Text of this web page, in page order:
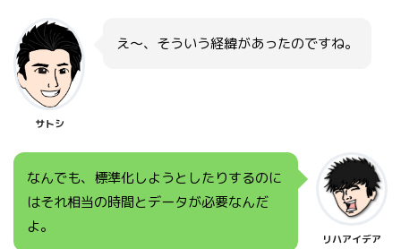
サトシ
え～、そういう経緯があったのですね。
なんでも、標準化しようとしたりするのに
はそれ相当の時間とデータが必要なんだ
よ。
リハアイデア